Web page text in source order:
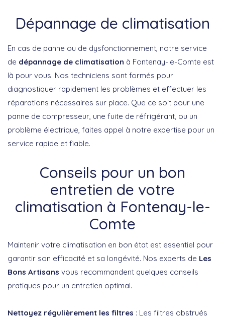
Dépannage de climatisation
En cas de panne ou de dysfonctionnement, notre service
de dépannage de climatisation à Fontenay-le-Comte est
là pour vous. Nos techniciens sont formés pour
diagnostiquer rapidement les problèmes et effectuer les
réparations nécessaires sur place. Que ce soit pour une
panne de compresseur, une fuite de réfrigérant, ou un
problème électrique, faites appel à notre expertise pour un
service rapide et fiable.
Conseils pour un bon
entretien de votre
climatisation à Fontenay-le-
Comte
Maintenir votre climatisation en bon état est essentiel pour
garantir son efficacité et sa longévité. Nos experts de Les
Bons Artisans vous recommandent quelques conseils
pratiques pour un entretien optimal.
Nettoyez régulièrement les filtres : Les filtres obstrués